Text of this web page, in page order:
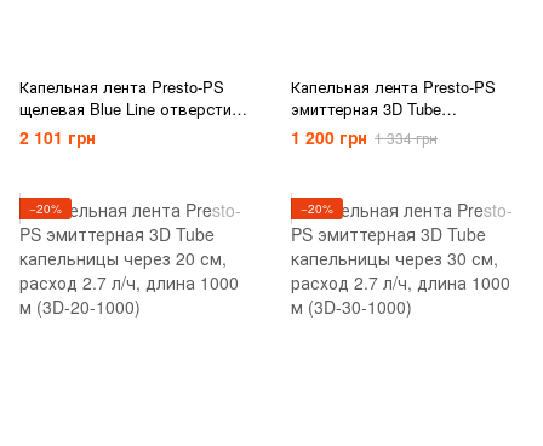
Капельная лента Presto-PS
щелевая Blue Line отверстия
через 30 см, расход воды 2,7
л/ч, длина 1000 м (BL-30-1000)
2 101 грн
Капельная лента Presto-PS
эмиттерная 3D Tube
капельницы через 30 см,
расход 2.7 л/ч, длина 500 м
1 200 грн 1 334 грн
−20% −20%